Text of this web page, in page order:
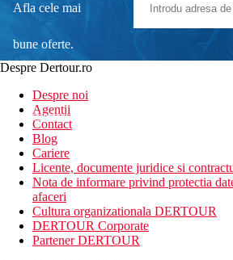
Afla cele mai
bune oferte.
newsletter!
Despre Dertour.ro
Despre noi
Agentii
Contact
Blog
Cariere
Licente, documente juridice si
Nota de informare privind protectia
afaceri
Cultura organizationala DERTOUR
DERTOUR Corporate
Partener DERTOUR